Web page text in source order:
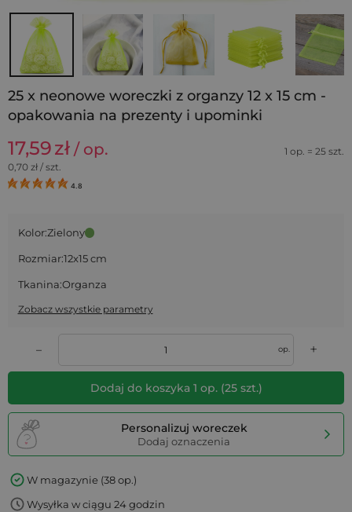
25 x neonowe woreczki z organzy 12 x 15 cm -
opakowania na prezenty i upominki
17,59zł / op.
1 op. = 25 szt.
0,70 zł / szt.
4.8
Kolor:Zielony
Rozmiar:12x15 cm
Tkanina:Organza
Zobacz wszystkie parametry
– op. +
Dodaj do koszyka 1 op. (25szt.)
Personalizuj woreczek
Dodaj oznaczenia
W magazynie (38 op.)
Wysyłka w ciągu 24 godzin